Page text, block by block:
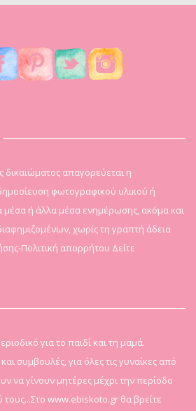
δικαιώματος απαγορεύεται η
φωτογραφικού υλικού ή
μέσα ή άλλα μέσα ενημέρωσης, ακόμα και
χωρίς τη γραπτή άδεια
Πολιτική απορρήτου Δείτε
για το παιδί και τη μαμά.
συμβουλές, για όλες τις γυναίκες από
να γίνουν μητέρες μέχρι την περίοδο
τους...Στο www.ebiskoto.gr θα βρείτε